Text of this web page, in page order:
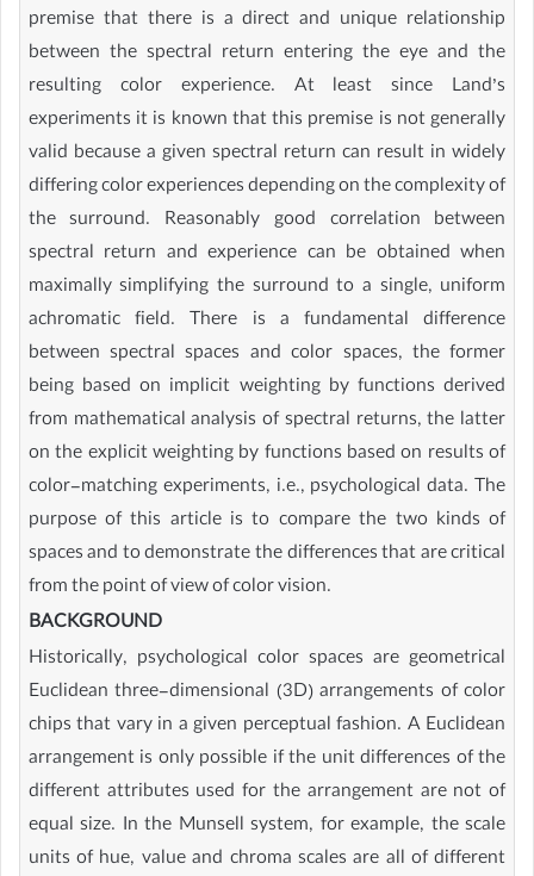
premise that there is a direct and unique relationship
between the spectral return entering the eye and the
resulting color experience. At least since Land’s
experiments it is known that this premise is not generally
valid because a given spectral return can result in widely
differing color experiences depending on the complexity of
the surround. Reasonably good correlation between
spectral return and experience can be obtained when
maximally simplifying the surround to a single, uniform
achromatic field. There is a fundamental difference
between spectral spaces and color spaces, the former
being based on implicit weighting by functions derived
from mathematical analysis of spectral returns, the latter
on the explicit weighting by functions based on results of
color-matching experiments, i.e., psychological data. The
purpose of this article is to compare the two kinds of
spaces and to demonstrate the differences that are critical
from the point of view of color vision.
BACKGROUND
Historically, psychological color spaces are geometrical
Euclidean three-dimensional (3D) arrangements of color
chips that vary in a given perceptual fashion. A Euclidean
arrangement is only possible if the unit differences of the
different attributes used for the arrangement are not of
equal size. In the Munsell system, for example, the scale
units of hue, value and chroma scales are all of different